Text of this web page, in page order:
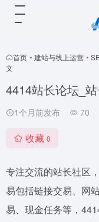
首页 • 建站与线上运营 •
文
4414站长论坛_
1个月前发布 70
收藏 0
专注交流的站长社区
易包括链接交易、网
易、现金任务等，